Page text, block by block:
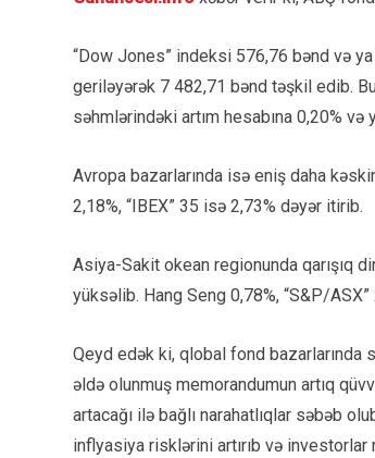
“Dow Jones” indeksi 576,76 bənd və
geriləyərək 7 482,71 bənd təşkil edib.
səhmlərindəki artım hesabına 0,20%
Avropa bazarlarında isə eniş daha
2,18%, “IBEX” 35 isə 2,73% dəyər itirib.
Asiya-Sakit okean regionunda qarışıq
yüksəlib. Hang Seng 0,78%, “S&P/
Qeyd edək ki, qlobal fond bazarlarında
əldə olunmuş memorandumun artıq
artacağı ilə bağlı narahatlıqlar səbəb
inflyasiya risklərini artırıb və